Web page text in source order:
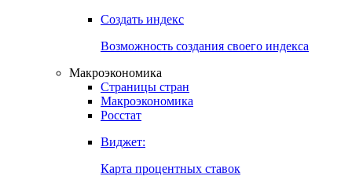
Создать индекс
Возможность создания своего индекса
Макроэкономика
Страницы стран
Макроэкономика
Росстат
Виджет:
Карта процентных ставок